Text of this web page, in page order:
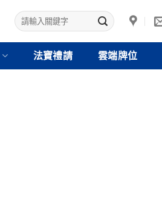
法寶禮請 雲端牌位